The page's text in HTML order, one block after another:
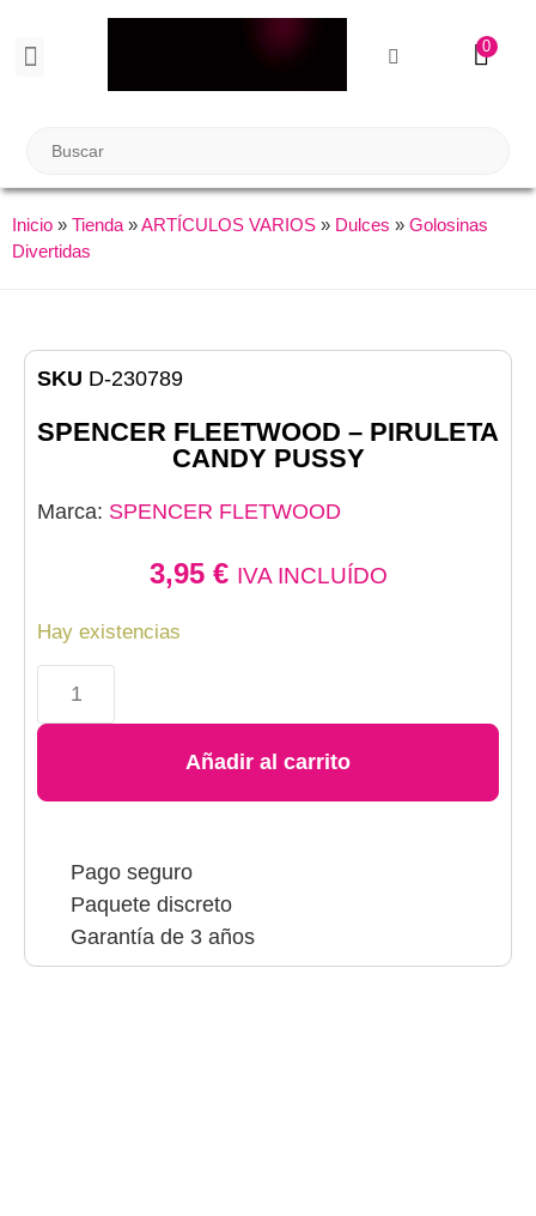
0
Inicio » Tienda »ARTÍCULOS VARIOS » Dulces » Golosinas
Divertidas
SKU D-230789
SPENCER FLEETWOOD – PIRULETA
CANDY PUSSY
Marca: SPENCER FLETWOOD
3,95 € IVA INCLUÍDO
Hay existencias
Añadir al carrito
Pago seguro
Paquete discreto
Garantía de 3 años